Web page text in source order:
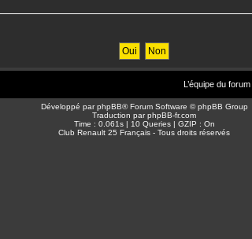
L’équipe du forum
Développé parphpBB® Forum Software © phpBB Group
Traduction parphpBB-fr.com
Time : 0.061s | 10 Queries | GZIP : On
Club Renault 25 Français - Tous droits réservés